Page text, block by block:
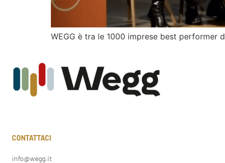
WEGG è tra le 1000 imprese best performer
CONTATTACI
info@wegg.it